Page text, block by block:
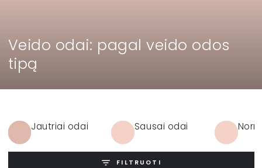
Kolekcija:
Veido odai: pagal veido odos
tipą
Jautriai odai Sausai odai
FILTRUOTI